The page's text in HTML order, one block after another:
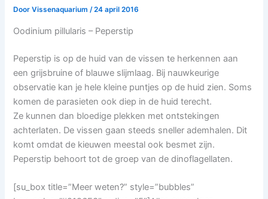
DoorVissenaquarium/24 april 2016
Oodinium pillularis – Peperstip
Peperstip is op de huid van de vissen te herkennen aan
een grijsbruine of blauwe slijmlaag. Bij nauwkeurige
observatie kan je hele kleine puntjes op de huid zien. Soms
komen de parasieten ook diep in de huid terecht.
Ze kunnen dan bloedige plekken met ontstekingen
achterlaten. De vissen gaan steeds sneller ademhalen. Dit
komt omdat de kieuwen meestal ook besmet zijn.
Peperstip behoort tot de groep van de dinoflagellaten.
[su_box title=”Meer weten?” style=”bubbles”